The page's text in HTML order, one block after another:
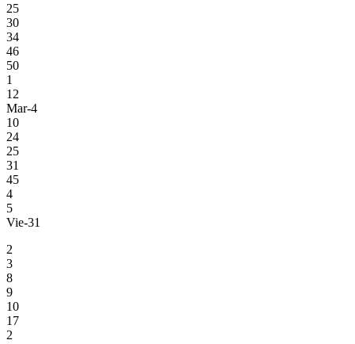
25
30
34
46
50
1
12
Mar-4
10
24
25
31
45
4
5
Vie-31
2
3
8
9
10
17
2